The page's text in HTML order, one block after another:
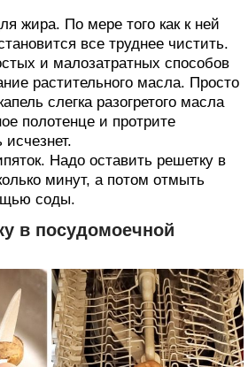
жира. По мере того как к ней
все труднее чистить.
и малозатратных способов
растительного масла. Просто
слегка разогретого масла
полотенце и протрите
Надо оставить решетку в
минут, а потом отмыть
соды.
в посудомоечной